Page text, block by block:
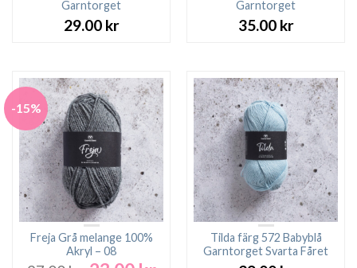
Garntorget
29.00 kr
Garntorget
35.00 kr
-15%
Freja Grå melange 100%
Akryl – 08
Tilda färg 572 Babyblå
Garntorget Svarta Fåret